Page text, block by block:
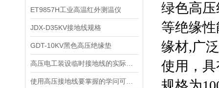
ET9857H工业高温红外测温仪
JDX-D35KV接地线规格
GDT-10KV黑色高压绝缘垫
绿色高
等绝缘
缘材,广
使用，